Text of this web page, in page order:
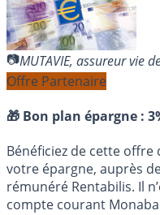
MUTAVIE, assureur vie
Offre Partenaire
🎁 Bon plan épargne :
Bénéficiez de cette
votre épargne, auprès
rémunéré Rentabilis. Il
compte courant